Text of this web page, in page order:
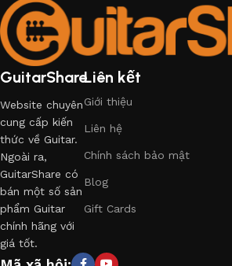
GuitarShare
Website chuyên
cung cấp kiến
thức về Guitar.
Ngoài ra,
GuitarShare có
bán một số sản
phẩm Guitar
chính hãng với
giá tốt.
Liên kết
Giới thiệu
Liên hệ
Chính sách bảo mật
Blog
Gift Cards